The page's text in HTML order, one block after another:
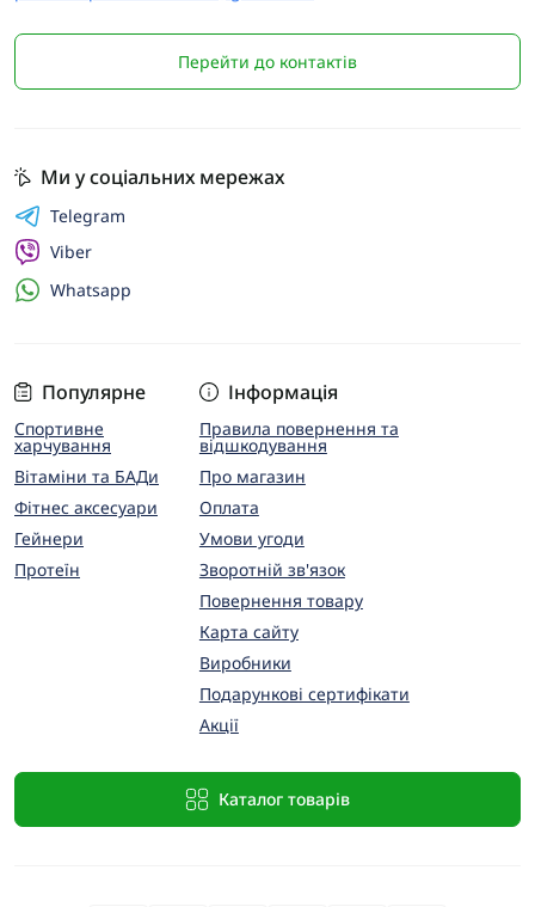
Перейти до контактів
Популярне
Спортивне
харчування
Вітаміни та БАДи
Фітнес аксесуари
Гейнери
Протеїн
Інформація
Правила повернення та
відшкодування
Про магазин
Оплата
Умови угоди
Зворотній зв'язок
Повернення товару
Карта сайту
Виробники
Подарункові сертифікати
Акції
Каталог товарів
Ми у соціальних мережах
Telegram
Viber
Whatsapp